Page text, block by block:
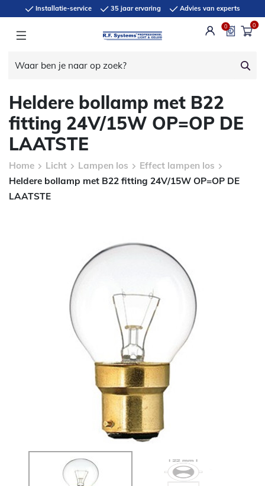
Installatie-service 35 jaar ervaring Advies van experts
0 0
Heldere bollamp met B22
fitting 24V/15W OP=OP DE
LAATSTE
Home Licht Lampen los
Effect lampen los
Heldere bollamp met B22 fitting 24V/15W OP=OP DE
LAATSTE